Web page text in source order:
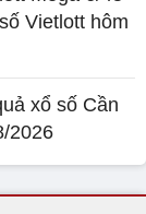
Vietlott hôm
xổ số Cần
2026